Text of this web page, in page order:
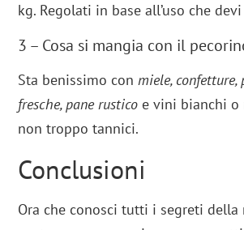
kg. Regolati in base all’uso che
3 – Cosa si mangia con il
Sta benissimo conmiele, confetture,
fresche, pane rustico e vini bianchi
non troppo tannici.
Conclusioni
Ora che conosci tutti i segreti della